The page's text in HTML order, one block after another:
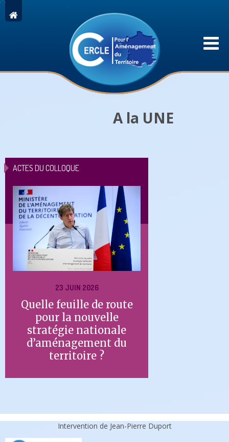
A la UNE
ACTES DU COLLOQUE
23 JUIN 2026
Quelle feuille de route
pour la nouvelle
stratégie nationale
d’aménagement du
territoire ?
Intervention de Jean-Pierre Duport